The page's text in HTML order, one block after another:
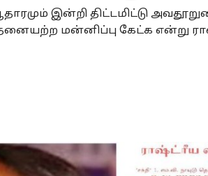
இன்றி திட்டமிட்டு அவதூறுவை
மன்னிப்பு கேட்க என்று